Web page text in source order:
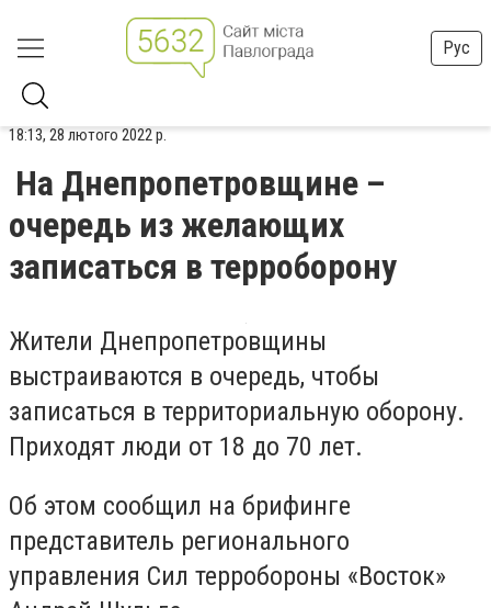
Рус
18:13, 28 лютого 2022 р.
На Днепропетровщине –
очередь из желающих
записаться в терроборону
Жители Днепропетровщины
выстраиваются в очередь, чтобы
записаться в территориальную оборону.
Приходят люди от 18 до 70 лет.
Об этом сообщил на брифинге
представитель регионального
управления Сил терробороны «Восток»